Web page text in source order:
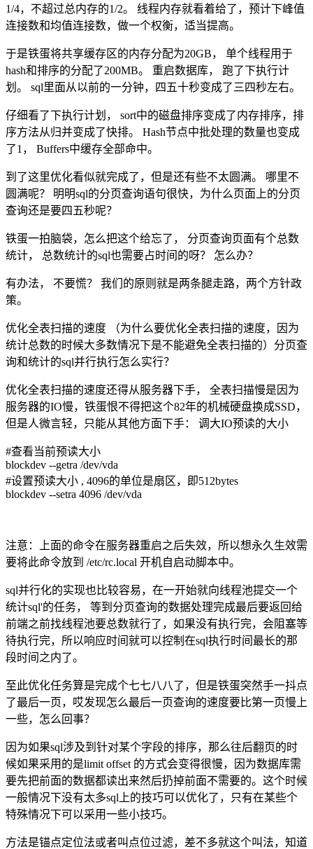
1/4，不超过总内存的1/2。 线程内存就看着给了，预计下峰值
连接数和均值连接数，做一个权衡，适当提高。
于是铁蛋将共享缓存区的内存分配为20GB， 单个线程用于
hash和排序的分配了200MB。 重启数据库， 跑了下执行计
划。 sql里面从以前的一分钟，四五十秒变成了三四秒左右。
仔细看了下执行计划， sort中的磁盘排序变成了内存排序，排
序方法从归并变成了快排。 Hash节点中批处理的数量也变成
了1， Buffers中缓存全部命中。
到了这里优化看似就完成了，但是还有些不太圆满。 哪里不
圆满呢？ 明明sql的分页查询语句很快，为什么页面上的分页
查询还是要四五秒呢？
铁蛋一拍脑袋，怎么把这个给忘了， 分页查询页面有个总数
统计， 总数统计的sql也需要占时间的呀？ 怎么办？
有办法， 不要慌？ 我们的原则就是两条腿走路，两个方针政
策。
优化全表扫描的速度 （为什么要优化全表扫描的速度，因为
统计总数的时候大多数情况下是不能避免全表扫描的）分页查
询和统计的sql并行执行怎么实行？
优化全表扫描的速度还得从服务器下手， 全表扫描慢是因为
服务器的IO慢，铁蛋恨不得把这个82年的机械硬盘换成SSD，
但是人微言轻，只能从其他方面下手： 调大IO预读的大小
#查看当前预读大小
blockdev --getra /dev/vda
#设置预读大小 , 4096的单位是扇区，即512bytes
blockdev --setra 4096 /dev/vda
注意：上面的命令在服务器重启之后失效，所以想永久生效需
要将此命令放到 /etc/rc.local 开机自启动脚本中。
sql并行化的实现也比较容易，在一开始就向线程池提交一个
统计sql'的任务， 等到分页查询的数据处理完成最后要返回给
前端之前找线程池要总数就行了，如果没有执行完，会阻塞等
待执行完，所以响应时间就可以控制在sql执行时间最长的那
段时间之内了。
至此优化任务算是完成个七七八八了，但是铁蛋突然手一抖点
了最后一页，哎发现怎么最后一页查询的速度要比第一页慢上
一些，怎么回事？
因为如果sql涉及到针对某个字段的排序，那么往后翻页的时
候如果采用的是limit offset 的方式会变得很慢，因为数据库需
要先把前面的数据都读出来然后扔掉前面不需要的。这个时候
一般情况下没有太多sql上的技巧可以优化了，只有在某些个
特殊情况下可以采用一些小技巧。
方法是锚点定位法或者叫点位过滤，差不多就这个叫法，知道